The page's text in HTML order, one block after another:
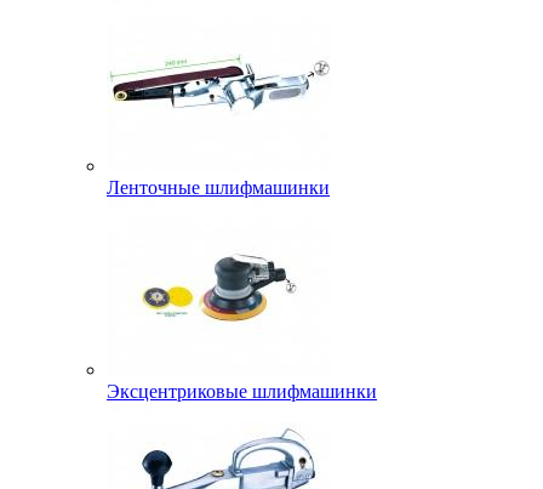
Ленточные шлифмашинки
Эксцентриковые шлифмашинки